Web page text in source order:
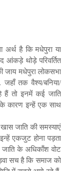
अर्थ है कि मधेपुरा या
आंकड़े थोड़े परिवर्तित
जाय मधेपुरा लोकसभा
तक वैश्य/बनिया/
हैं तो इनमें कई जाति
कारण इन्हें एक साथ
जाति की समस्याएं
एकजुट होना पड़ता
के अधिकाँश वोट
सच है कि समाज को